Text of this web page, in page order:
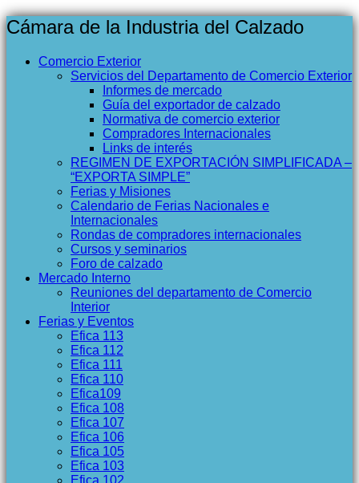
Cámara de la Industria del Calzado
Comercio Exterior
Servicios del Departamento de Comercio Exterior
Informes de mercado
Guía del exportador de calzado
Normativa de comercio exterior
Compradores Internacionales
Links de interés
REGIMEN DE EXPORTACIÓN SIMPLIFICADA –
“EXPORTA SIMPLE”
Ferias y Misiones
Calendario de Ferias Nacionales e
Internacionales
Rondas de compradores internacionales
Cursos y seminarios
Foro de calzado
Mercado Interno
Reuniones del departamento de Comercio
Interior
Ferias y Eventos
Efica 113
Efica 112
Efica 111
Efica 110
Efica109
Efica 108
Efica 107
Efica 106
Efica 105
Efica 103
Efica 102